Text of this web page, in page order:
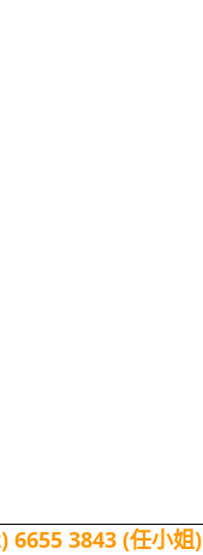
6655 3843 (任小姐)